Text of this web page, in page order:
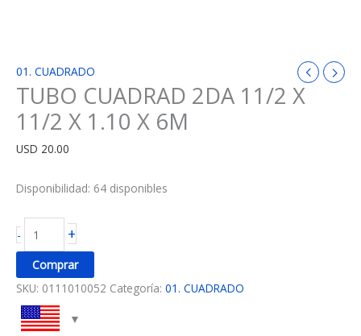
01. CUADRADO
TUBO CUADRAD 2DA 11/2 X
11/2 X 1.10 X 6M
USD 20.00
Disponibilidad: 64 disponibles
- +
Comprar
SKU: 0111010052 Categoría: 01. CUADRADO